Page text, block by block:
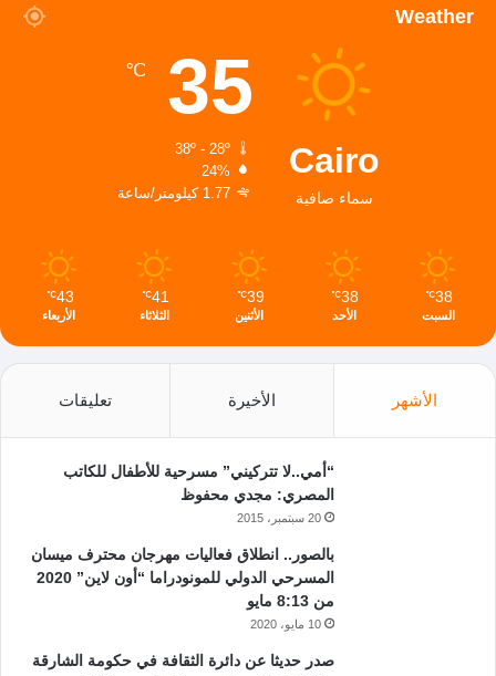
Weather
Cairo
سماء صافية
35
℃
38º - 28º
24%
1.77 كيلومتر/ساعة
38
℃
السبت
38
℃
الأحد
39
℃
الأثنين
41
℃
الثلاثاء
43
℃
الأربعاء
الأشهر الأخيرة تعليقات
“أمي..لا تتركيني” مسرحية للأطفال للكاتب
المصري: مجدي محفوظ
20 سبتمبر، 2015
بالصور.. انطلاق فعاليات مهرجان محترف ميسان
المسرحي الدولي للمونودراما “أون لاين” 2020
من 8:13 مايو
10 مايو، 2020
صدر حديثا عن دائرة الثقافة في حكومة الشارقة